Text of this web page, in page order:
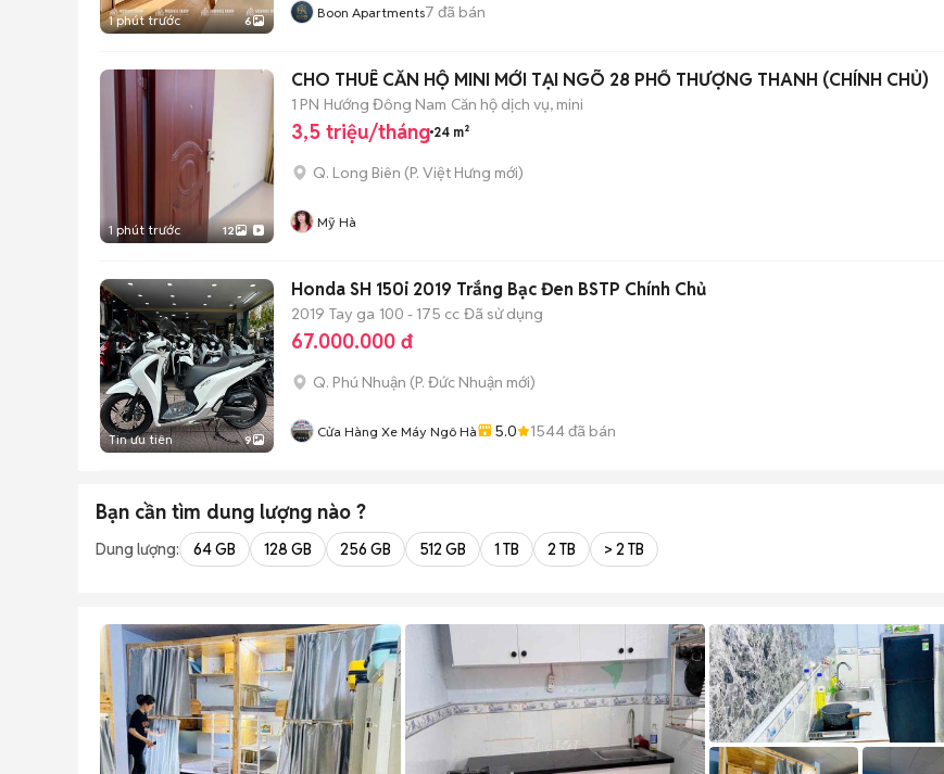
1 phút trước 6 Boon Apartments7 đã bán
1 phút trước 12
CHO THUÊ CĂN HỘ MINI MỚI TẠI NGÕ 28 PHỐ THƯỢNG THANH (CHÍNH CHỦ)
1 PN Hướng Đông Nam Căn hộ dịch vụ, mini
3,5 triệu/tháng 24 m²
Q. Long Biên (P. Việt Hưng mới)
Mỹ Hà
Tin ưu tiên 9
Honda SH 150i 2019 Trắng Bạc Đen BSTP Chính Chủ
2019 Tay ga 100 - 175 cc Đã sử dụng
67.000.000 đ
Q. Phú Nhuận (P. Đức Nhuận mới)
Cửa Hàng Xe Máy Ngô Hà 5.0 1544đã bán
Bạn cần tìm dung lượng nào ?
Dung lượng: 64 GB 128 GB 256 GB 512 GB 1 TB 2 TB > 2 TB